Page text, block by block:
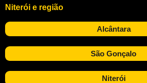
Niterói e região
Alcântara
São Gonçalo
Niterói